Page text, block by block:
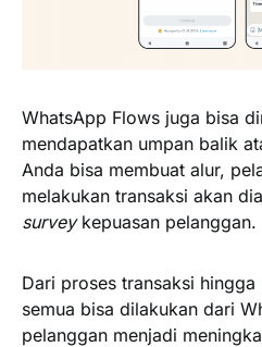
WhatsApp Flows juga bisa
mendapatkan umpan balik
Anda bisa membuat alur,
melakukan transaksi akan
surveykepuasan pelanggan.
Dari proses transaksi hingga
semua bisa dilakukan dari
pelanggan menjadi